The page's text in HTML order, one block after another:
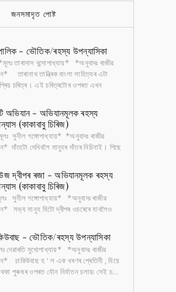
জনসমাদৃত পোষ্ট
- ভৌতিক/ৰহস্য উপন্যাসিকা
তাৰাদাস বন্দোপাধ্যায়* *অনুবাদঃ ৰাজীৱ
তাৰানাথ তান্ত্ৰিক বাংলা সাহিত্যৰ এটা
চৰিত্ৰ। এই চৰিত্ৰটোৰ ওপৰত এখন
অভিযান - অভিযানমূলক ৰহস্য
(কাকাবাবু চিৰিজ)
সুনীল গঙ্গোপাধ্যায়* *অনুবাদঃ ৰাজীৱ
দাঁতটো দেখিবলৈ মানুহৰ দাঁতৰ নিচিনাই। পিছে
দ্বীপৰ ৰজা - অভিযানমূলক ৰহস্য
(কাকাবাবু চিৰিজ)
সুনীল গঙ্গোপাধ্যায়* *অনুবাদঃ ৰাজীৱ
সভ্য মানুহ যিটো দ্বীপৰ ওচৰেৰে যাবলৈও
- ভৌতিক/ৰহস্য উপন্যাসিকা
দেৱাৰতি মুখোপাধ্যায়* *অনুবাদঃ ৰাজীৱ
চাকিউবাছ হ ' ল এক ধৰণৰ প্ৰেতিনী , যিয়ে
পুৰুষৰ ওপৰত যৌন নিৰ্যাতন চলায়৷ সেই চ...